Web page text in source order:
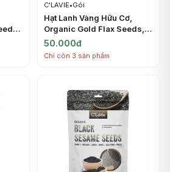
C'LAVIE•Gói
Hạt Lanh Vàng Hữu Cơ,
Organic Gold Flax Seeds,
7.05 oz (200g) - C'LAVIE
50.000đ
Chỉ còn 3 sản phẩm